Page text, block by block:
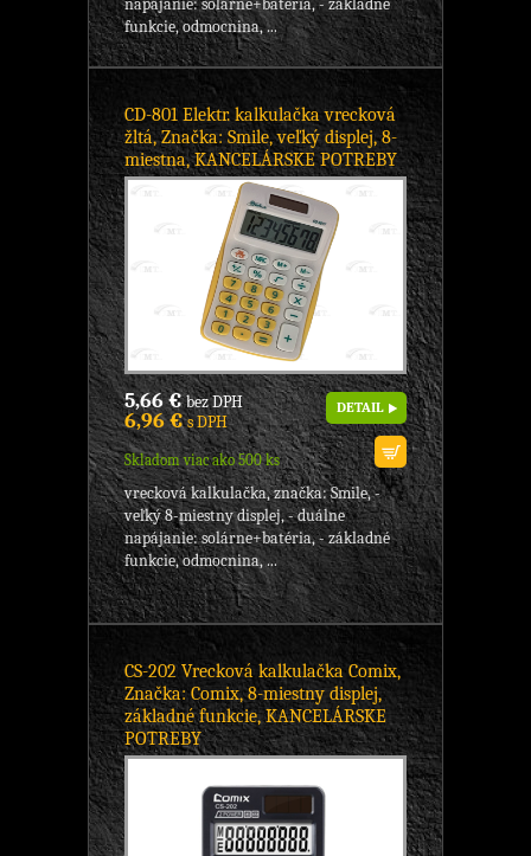
funkcie, odmocnina, ...
CD-801 Elektr. kalkulačka vrecková
žltá, Značka: Smile, veľký displej, 8-
miestna, KANCELÁRSKE POTREBY
5,66 €bez DPH
6,96 €s DPH
Skladom viac ako 500 ks
DETAIL
vrecková kalkulačka, značka: Smile, -
veľký 8-miestny displej, - duálne
napájanie: solárne+batéria, - základné
funkcie, odmocnina, ...
CS-202 Vrecková kalkulačka Comix,
Značka: Comix, 8-miestny displej,
základné funkcie, KANCELÁRSKE
POTREBY